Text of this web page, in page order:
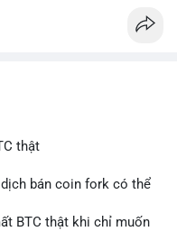
thật
bán coin fork có thể
BTC thật khi chỉ muốn